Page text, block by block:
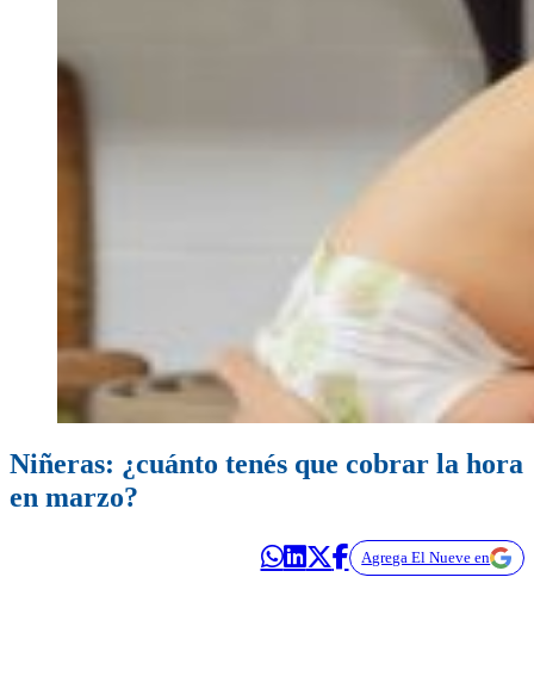
Niñeras: ¿cuánto tenés que cobrar la hora
en marzo?
Agrega El Nueve en